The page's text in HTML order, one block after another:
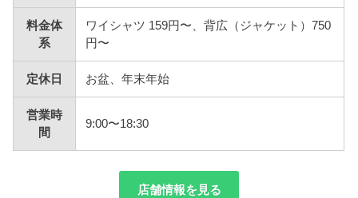
料金体
系
ワイシャツ 159円〜、背広（ジャケット）750
円〜
定休日 お盆、年末年始
営業時
間
9:00〜18:30
店舗情報を見る